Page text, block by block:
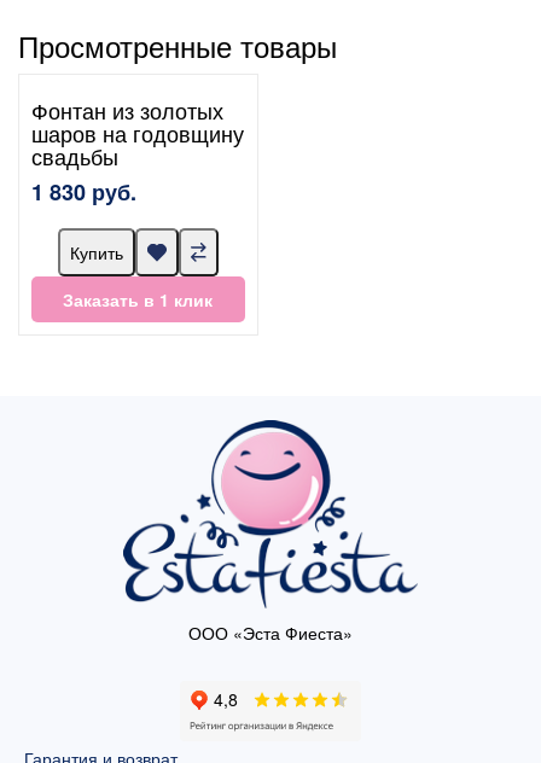
Просмотренные товары
Фонтан из золотых
шаров на годовщину
свадьбы
1 830 руб.
Купить
Заказать в 1 клик
ООО «Эста Фиеста»
Гарантия и возврат